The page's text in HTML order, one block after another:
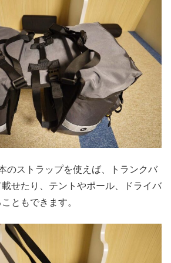
のストラップを使えば、トランクバ
せたり、テントやポール、ドライバ
ともできます。